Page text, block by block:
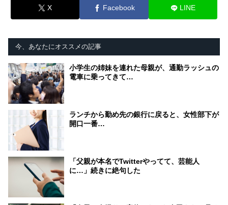
X Facebook LINE
今、あなたにオススメの記事
小学生の姉妹を連れた母親が、通勤ラッシュの
電車に乗ってきて…
ランチから勤め先の銀行に戻ると、女性部下が
開口一番…
「父親が本名でTwitterやってて、芸能人
に…」続きに絶句した